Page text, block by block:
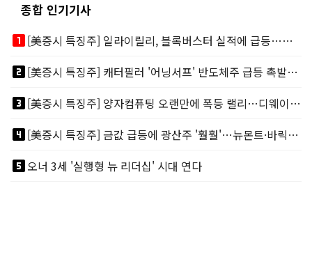
종합 인기기사
looks_one
[美증시 특징주] 일라이릴리, 블록버스터 실적에 급등…마운자로 매출 폭발
looks_two
[美증시 특징주] 캐터필러 '어닝서프' 반도체주 급등 촉발…"AI 데이터센터 건설 강력"
looks_3
[美증시 특징주] 양자컴퓨팅 오랜만에 폭등 랠리…디웨이브·아이온큐 주도
looks_4
[美증시 특징주] 금값 급등에 광산주 '훨훨'…뉴몬트·바릭마이닝 주도
looks_5오너 3세 '실행형 뉴 리더십' 시대 연다